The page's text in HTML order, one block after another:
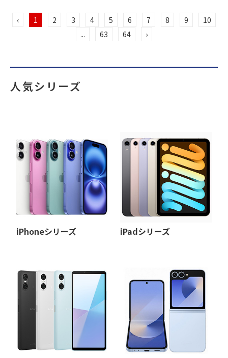
‹ 1 2 3 4 5 6 7 8 9
10
...
63 64 ›
人気シリーズ
iPhoneシリーズ iPadシリーズ